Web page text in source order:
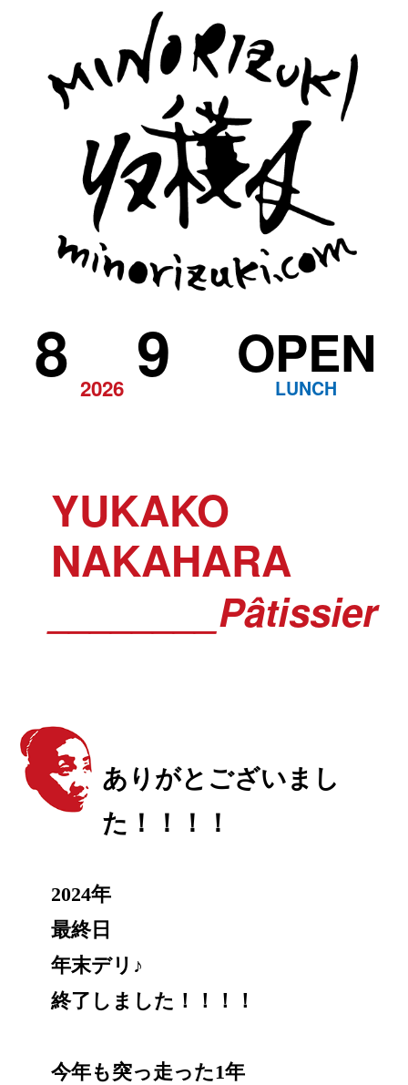
2026
8 9 LUNCH
OPEN
YUKAKO
NAKAHARA
________Pâtissier
ありがとございまし
た！！！！
2024年
最終日
年末デリ♪
終了しました！！！！
今年も突っ走った1年